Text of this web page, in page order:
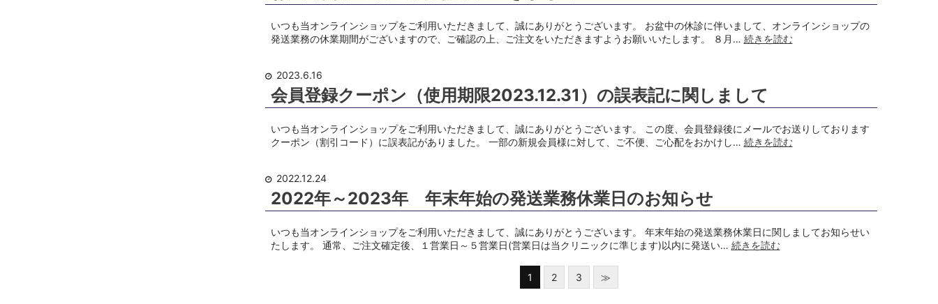
いつも当オンラインショップをご利用いただきまして、誠にありがとうございます。 お盆中の休診に伴いまして、オンラインショップの
発送業務の休業期間がございますので、ご確認の上、ご注文をいただきますようお願いいたします。 ８月… 続きを読む
2023.6.16
会員登録クーポン（使用期限2023.12.31）の誤表記に関しまして
いつも当オンラインショップをご利用いただきまして、誠にありがとうございます。 この度、会員登録後にメールでお送りしております
クーポン（割引コード）に誤表記がありました。 一部の新規会員様に対して、ご不便、ご心配をおかけし… 続きを読む
2022.12.24
2022年～2023年 年末年始の発送業務休業日のお知らせ
いつも当オンラインショップをご利用いただきまして、誠にありがとうございます。 年末年始の発送業務休業日に関しましてお知らせい
たします。 通常、ご注文確定後、１営業日～５営業日(営業日は当クリニックに準じます)以内に発送い… 続きを読む
1 2 3 ≫